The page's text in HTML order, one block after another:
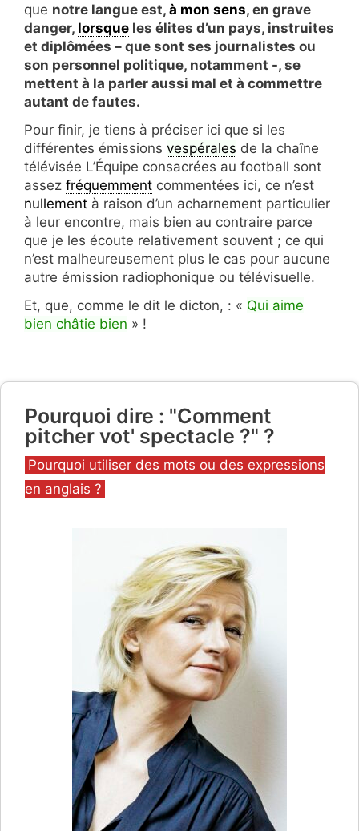
que notre langue est, à mon sens, en grave
danger, lorsque les élites d’un pays, instruites
et diplômées – que sont ses journalistes ou
son personnel politique, notamment -, se
mettent à la parler aussi mal et à commettre
autant de fautes.
Pour finir, je tiens à préciser ici que si les
différentes émissions vespérales de la chaîne
télévisée L’Équipe consacrées au football sont
assez fréquemment commentées ici, ce n’est
nullement à raison d’un acharnement particulier
à leur encontre, mais bien au contraire parce
que je les écoute relativement souvent ; ce qui
n’est malheureusement plus le cas pour aucune
autre émission radiophonique ou télévisuelle.
Et, que, comme le dit le dicton, : « Qui aime
bien châtie bien » !
Pourquoi dire : "Comment
pitcher vot' spectacle ?" ?
Catégories
Pourquoi utiliser des mots ou des expressions
en anglais ?